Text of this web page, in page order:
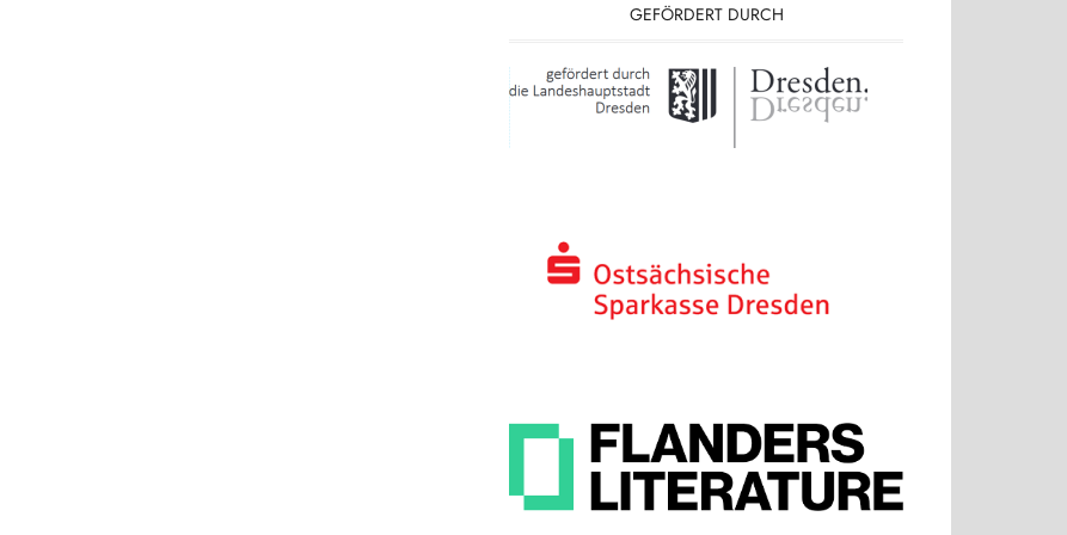
GEFÖRDERT DURCH